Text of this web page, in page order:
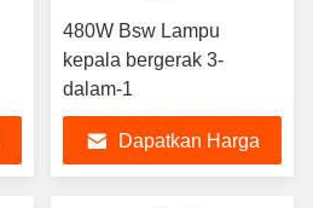
480W Bsw Lampu
kepala bergerak 3-
dalam-1
Dapatkan Harga